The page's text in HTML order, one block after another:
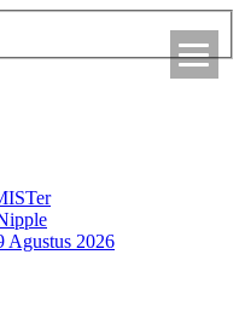
Agustus 2026